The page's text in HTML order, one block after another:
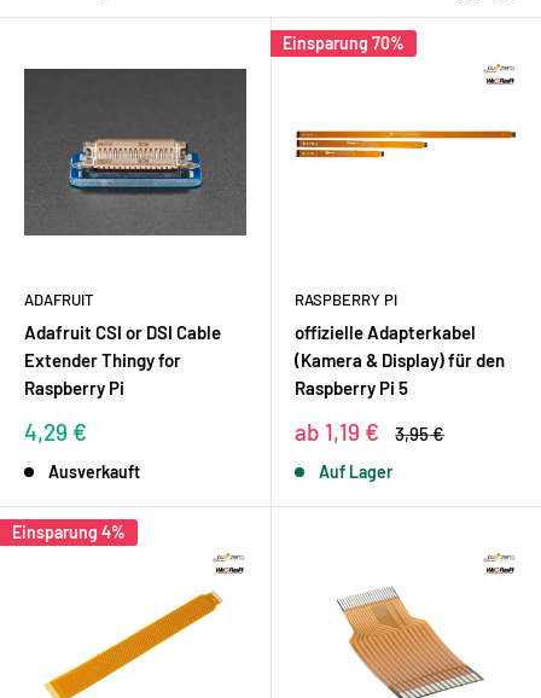
ADAFRUIT
Adafruit CSI or DSI Cable
Extender Thingy for
Raspberry Pi
Sonderpreis
4,29 €
Ausverkauft
Einsparung 70%
RASPBERRY PI
offizielle Adapterkabel
(Kamera & Display) für den
Raspberry Pi 5
Sonderpreis
ab 1,19 € Normalpreis
3,95 €
Auf Lager
Einsparung 4%